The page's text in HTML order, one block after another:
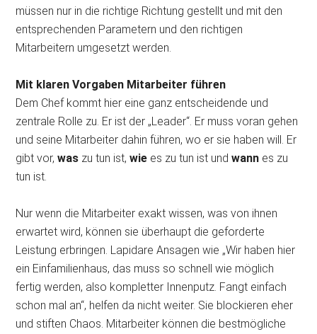
müssen nur in die richtige Richtung gestellt und mit den
entsprechenden Parametern und den richtigen
Mitarbeitern umgesetzt werden.
Mit klaren Vorgaben Mitarbeiter führen
Dem Chef kommt hier eine ganz entscheidende und
zentrale Rolle zu. Er ist der „Leader“. Er muss voran gehen
und seine Mitarbeiter dahin führen, wo er sie haben will. Er
gibt vor,was zu tun ist,wie es zu tun ist undwann es zu
tun ist.
Nur wenn die Mitarbeiter exakt wissen, was von ihnen
erwartet wird, können sie überhaupt die geforderte
Leistung erbringen. Lapidare Ansagen wie „Wir haben hier
ein Einfamilienhaus, das muss so schnell wie möglich
fertig werden, also kompletter Innenputz. Fangt einfach
schon mal an“, helfen da nicht weiter. Sie blockieren eher
und stiften Chaos. Mitarbeiter können die bestmögliche